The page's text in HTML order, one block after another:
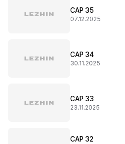
CAP 35
07.12.2025
CAP 34
30.11.2025
CAP 33
23.11.2025
CAP 32